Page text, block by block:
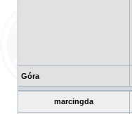
Góra
marcingda